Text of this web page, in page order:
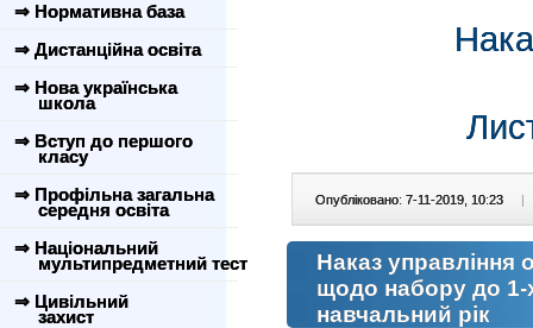
⇒ Нормативна база
⇒ Дистанційна освіта
⇒ Нова українська
школа
⇒ Вступ до першого
класу
⇒ Профільна загальна
середня освіта
⇒ Національний
мультипредметний тест
⇒ Цивільний
захист
Опубліковано: 7-11-2019, 10:23 |
Наказ управління
щодо набору до 1-
навчальний рік